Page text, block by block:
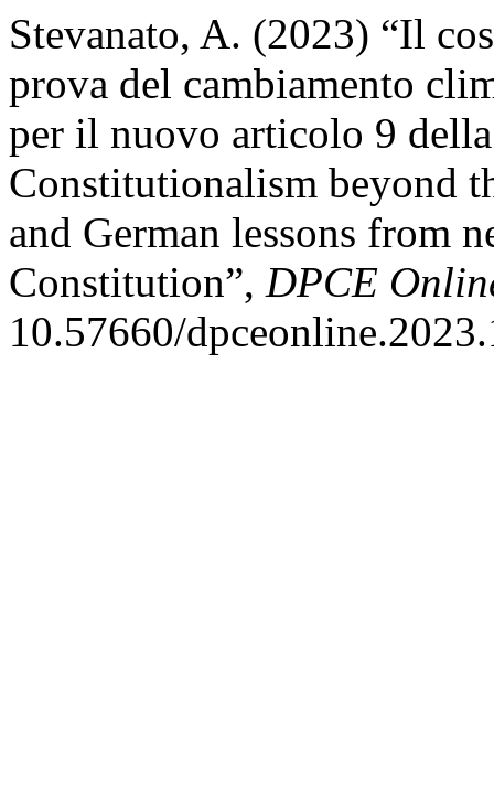
Stevanato, A. (2023) “Il
prova del cambiamento
per il nuovo articolo 9
Constitutionalism beyond
and German lessons from
Constitution”, DPCE
10.57660/